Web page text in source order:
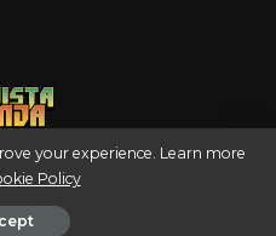
empresa Green Scale
your experience. Learn more
Policy